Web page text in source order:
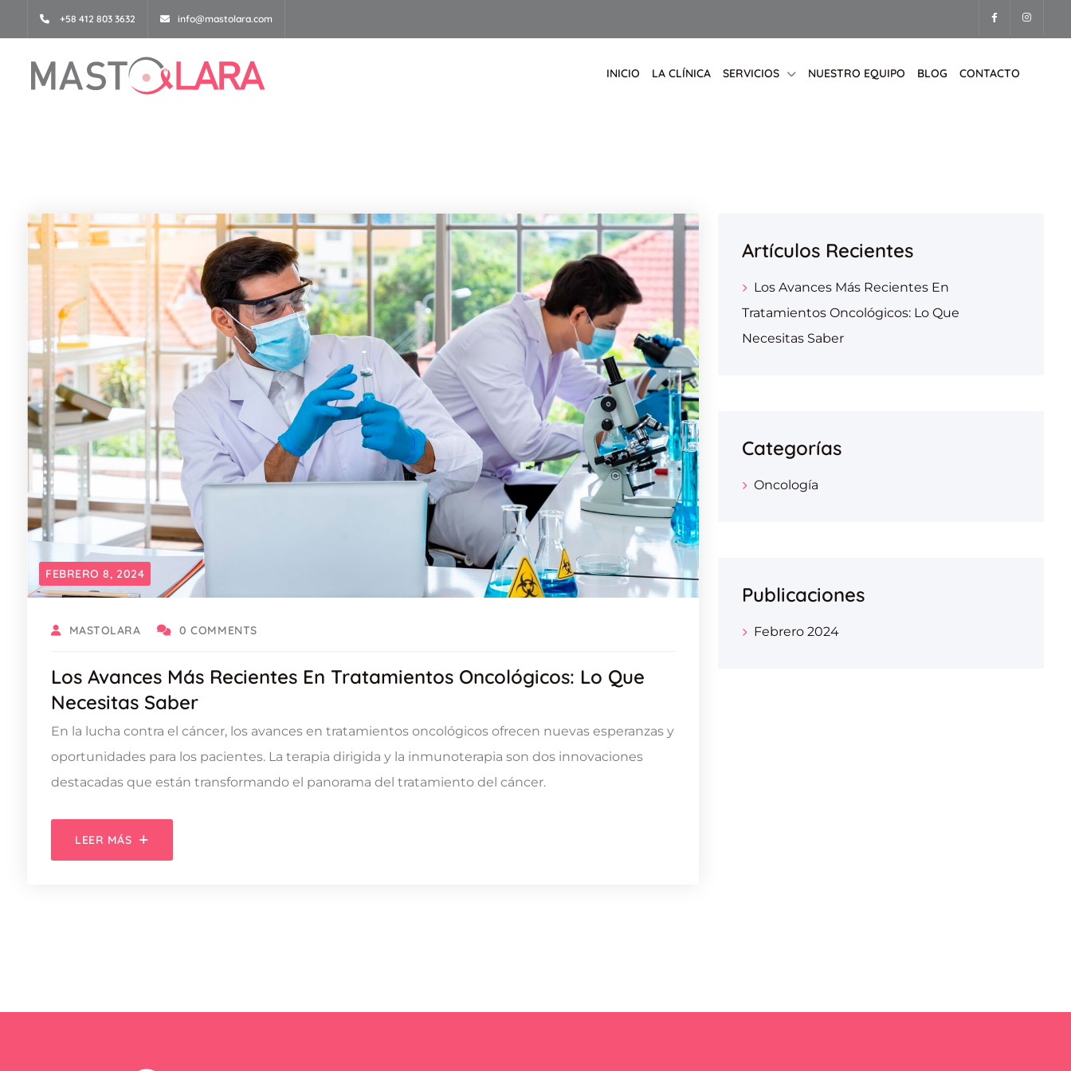
+58 412 803 3632 info@mastolara.com
INICIO LA CLÍNICA SERVICIOS NUESTRO EQUIPO BLOG CONTACTO
FEBRERO 8, 2024
MASTOLARA 0 COMMENTS
Los Avances Más Recientes En Tratamientos Oncológicos: Lo Que
Necesitas Saber
En la lucha contra el cáncer, los avances en tratamientos oncológicos ofrecen nuevas esperanzas y
oportunidades para los pacientes. La terapia dirigida y la inmunoterapia son dos innovaciones
destacadas que están transformando el panorama del tratamiento del cáncer.
LEER MÁS
Artículos Recientes
Los Avances Más Recientes En
Tratamientos Oncológicos: Lo Que
Necesitas Saber
Categorías
Oncología
Publicaciones
Febrero 2024